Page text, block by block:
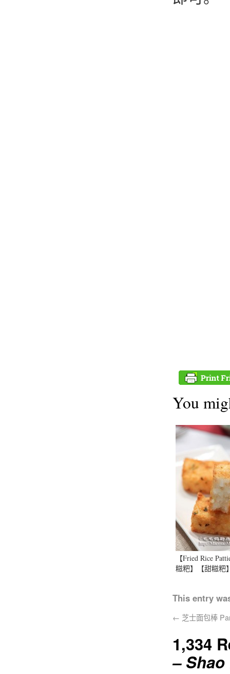
You
【Fried Rice
糍粑】【甜糍粑
This entry
← 芝士面包棒
1,334
– Shao